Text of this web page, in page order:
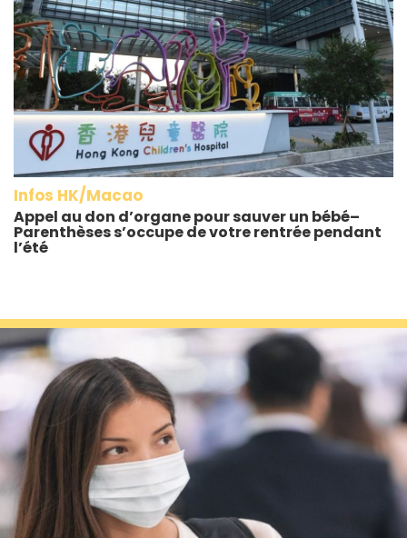
Infos HK/Macao
Appel au don d’organe pour sauver un bébé–
Parenthèses s’occupe de votre rentrée pendant
l’été